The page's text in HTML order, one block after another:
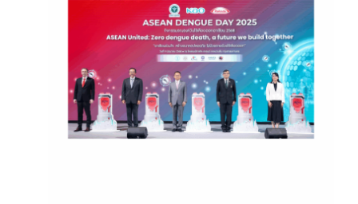
June 12, 2025
กิจกรรมเนื่องในวันไข้เลือดออก
อาเซียน 2568